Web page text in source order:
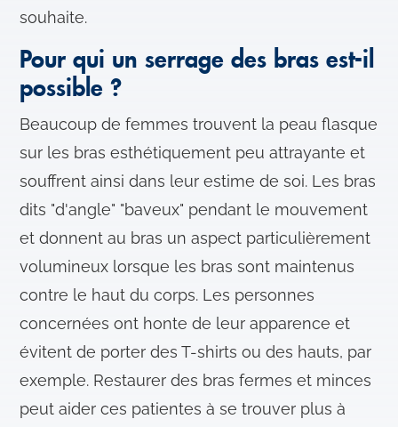
souhaite.
Pour qui un serrage des bras est-il
possible ?
Beaucoup de femmes trouvent la peau flasque
sur les bras esthétiquement peu attrayante et
souffrent ainsi dans leur estime de soi. Les bras
dits "d'angle" "baveux" pendant le mouvement
et donnent au bras un aspect particulièrement
volumineux lorsque les bras sont maintenus
contre le haut du corps. Les personnes
concernées ont honte de leur apparence et
évitent de porter des T-shirts ou des hauts, par
exemple. Restaurer des bras fermes et minces
peut aider ces patientes à se trouver plus à